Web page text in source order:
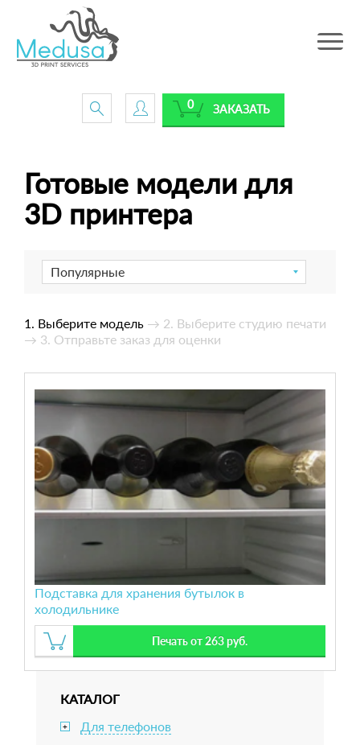
Toggle
ЗАКАЗАТЬ
0
Готовые модели для
3D принтера
Популярные
1. Выберите модель → 2. Выберите студию печати
→ 3. Отправьте заказ для оценки
Подставка для хранения бутылок в
холодильнике
Печать от 263 руб.
КАТАЛОГ
+ Для телефонов